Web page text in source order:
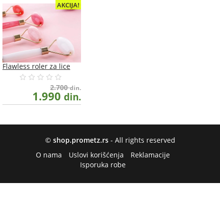
AKCIJA!
Flawless roler za lice
2.700din.
1.990 din.
© shop.prometz.rs- All rights reserved
O nama
Uslovi korišćenja
Reklamacije
Isporuka robe